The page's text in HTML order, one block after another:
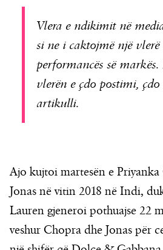
Vlera e ndikimit në
si ne i caktojmë një
performancës së
vlerën e çdo postimi,
artikulli.
Ajo kujtoi martesën e
Jonas në vitin 2018 në Indi,
Lauren gjeneroi pothuajse 22
veshur Chopra dhe Jonas për